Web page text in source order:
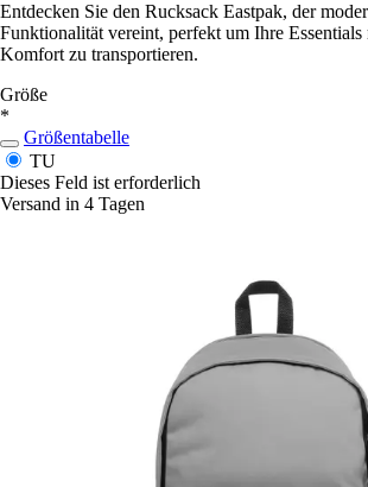
Entdecken Sie den Rucksack Eastpak, der
Funktionalität vereint, perfekt um Ihre Essentials
Komfort zu transportieren.
Größe
*
Größentabelle
TU
Dieses Feld ist erforderlich
Versand in 4 Tagen